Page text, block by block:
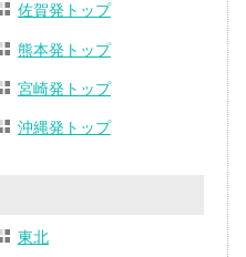
佐賀発トップ
熊本発トップ
宮崎発トップ
沖縄発トップ
東北